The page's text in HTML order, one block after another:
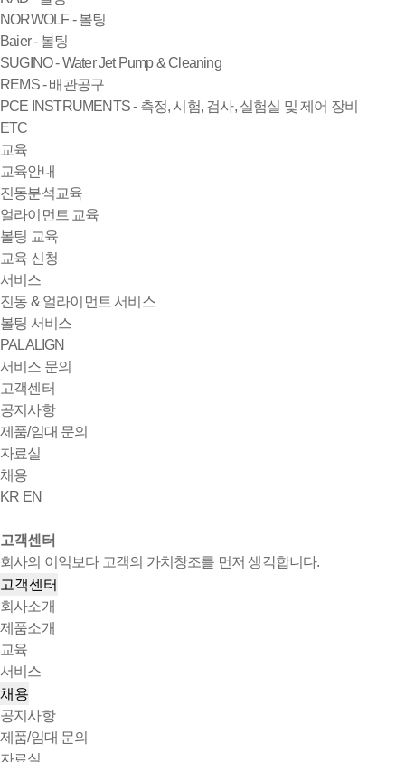
NORWOLF - 볼팅
Baier - 볼팅
SUGINO - Water Jet Pump & Cleaning
REMS - 배관공구
PCE INSTRUMENTS - 측정, 시험, 검사, 실험실 및 제어 장비
ETC
교육
교육안내
진동분석교육
얼라이먼트 교육
볼팅 교육
교육 신청
서비스
진동 & 얼라이먼트 서비스
볼팅 서비스
PALALIGN
서비스 문의
고객센터
공지사항
제품/임대 문의
자료실
채용
KR EN
고객센터
회사의 이익보다 고객의 가치창조를 먼저 생각합니다.
고객센터
회사소개
제품소개
교육
서비스
채용
공지사항
제품/임대 문의
자료실